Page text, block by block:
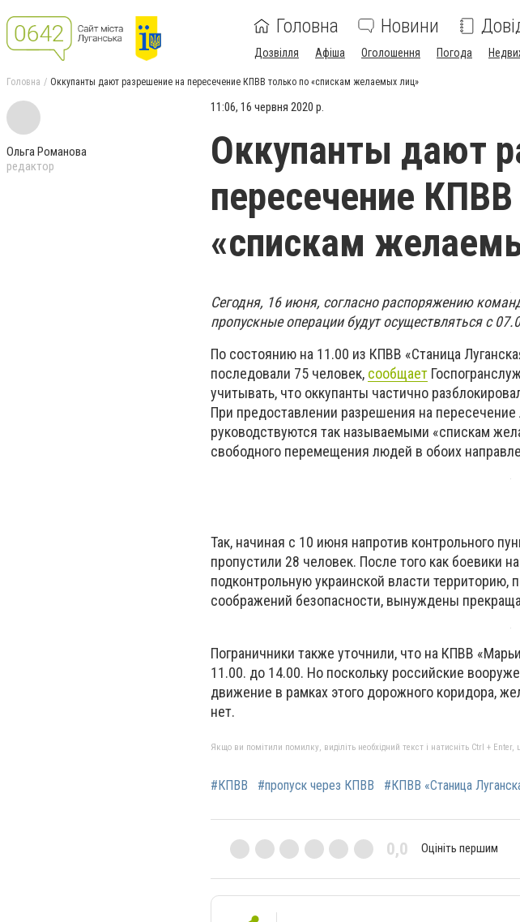
Головна Новини
Дозвілля Афіша Оголошення Погода
Головна Оккупанты дают разрешение на пересечение КПВВ только по «спискам желаемых лиц»
Ольга Романова
редактор
11:06, 16 червня 2020 р.
Оккупанты дают
пересечение
«спискам
Сегодня, 16 июня, согласно распоряжению
пропускные операции будут осуществляться с
По состоянию на 11.00 из КПВВ «Станица
последовали 75 человек, сообщает
учитывать, что оккупанты частично
При предоставлении разрешения на
руководствуются так называемыми «спискам
свободного перемещения людей в обоих
Так, начиная с 10 июня напротив контрольного
пропустили 28 человек. После того как боевики
подконтрольную украинской власти территорию,
соображений безопасности, вынуждены
Пограничники также уточнили, что на КПВВ
11.00. до 14.00. Но поскольку российские
движение в рамках этого дорожного коридора,
нет.
Якщо ви помітили помилку, виділіть необхідний текст і натисніть Ctrl +
#КПВВ #пропуск через КПВВ #КПВВ «Станица
0,0 Оцініть першим